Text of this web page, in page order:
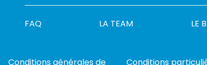
FAQ LA TEAM LE
Conditions générales de Conditions